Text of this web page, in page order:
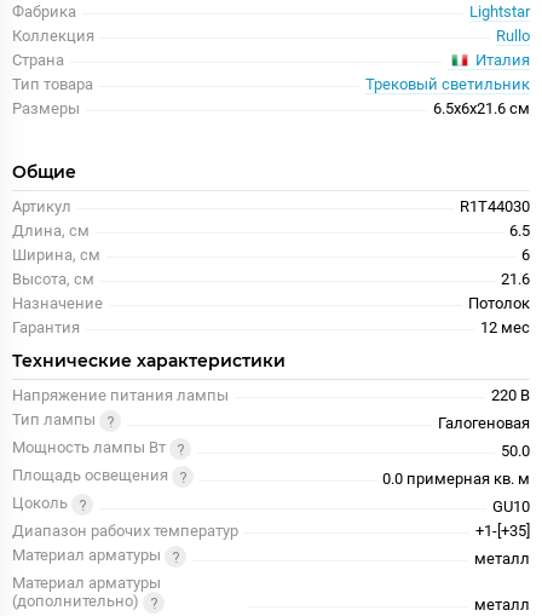
Фабрика
Lightstar
Коллекция
Rullo
Страна
Италия
Тип товара
Трековый светильник
Размеры
6.5x6x21.6 см
Общие
Артикул
R1T44030
Длина, см
6.5
Ширина, см
6
Высота, см
21.6
Назначение
Потолок
Гарантия
12 меc
Технические характеристики
Напряжение питания лампы
220 В
Тип лампы
Галогеновая
Мощность лампы Вт
50.0
Площадь освещения
0.0 примерная кв. м
Цоколь
GU10
Диапазон рабочих температур
+1-[+35]
Материал арматуры
металл
Материал арматуры
(дополнительно)
металл